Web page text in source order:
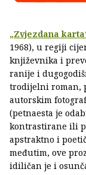
„Zvjezdana
1968), u regiji
književnika i
ranije i
trodijelni roman,
autorskim
(petnaesta je
kontrastirane ili
apstraktno i
međutim, ove
idiličan je i